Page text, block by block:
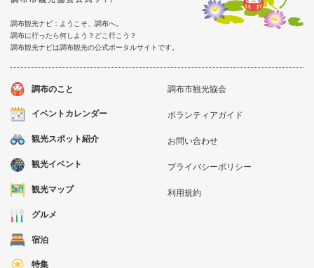
調布観光ナビ：ようこそ、調布へ。
調布に行ったら何しよう？どこ行こう？
調布観光ナビは調布観光の公式ポータルサイトです。
調布のこと
イベントカレンダー
観光スポット紹介
観光イベント
観光マップ
グルメ
宿泊
特集
調布市観光協会
ボランティアガイド
お問い合わせ
プライバシーポリシー
利用規約